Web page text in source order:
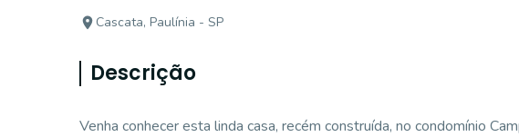
Cascata, Paulínia - SP
Descrição
Venha conhecer esta linda casa, recém construída, no condomínio